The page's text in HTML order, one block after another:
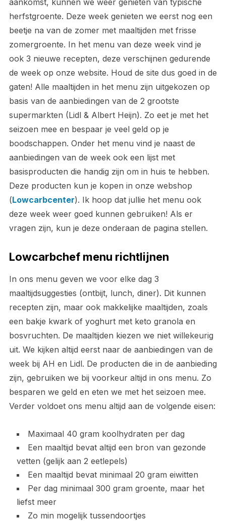
herfstgroente. Deze week genieten we eerst nog een
beetje na van de zomer met maaltijden met frisse
zomergroente. In het menu van deze week vind je
ook 3 nieuwe recepten, deze verschijnen gedurende
de week op onze website. Houd de site dus goed in de
gaten! Alle maaltijden in het menu zijn uitgekozen op
basis van de aanbiedingen van de 2 grootste
supermarkten (Lidl & Albert Heijn). Zo eet je met het
seizoen mee en bespaar je veel geld op je
boodschappen. Onder het menu vind je naast de
aanbiedingen van de week ook een lijst met
basisproducten die handig zijn om in huis te hebben.
Deze producten kun je kopen in onze webshop
(Lowcarbcenter). Ik hoop dat jullie het menu ook
deze week weer goed kunnen gebruiken! Als er
vragen zijn, kun je deze onderaan de pagina stellen.
Lowcarbchef menu richtlijnen
In ons menu geven we voor elke dag 3
maaltijdsuggesties (ontbijt, lunch, diner). Dit kunnen
recepten zijn, maar ook makkelijke maaltijden, zoals
een bakje kwark of yoghurt met keto granola en
bosvruchten. De maaltijden kiezen we niet willekeurig
uit. We kijken altijd eerst naar de aanbiedingen van de
week bij AH en Lidl. De producten die in de aanbieding
zijn, gebruiken we bij voorkeur altijd in ons menu. Zo
besparen we geld en eten we met het seizoen mee.
Verder voldoet ons menu altijd aan de volgende eisen:
Maximaal 40 gram koolhydraten per dag
Een maaltijd bevat altijd een bron van gezonde
vetten (gelijk aan 2 eetlepels)
Een maaltijd bevat minimaal 20 gram eiwitten
Per dag minimaal 300 gram groente, maar het
liefst meer
Zo min mogelijk tussendoortjes